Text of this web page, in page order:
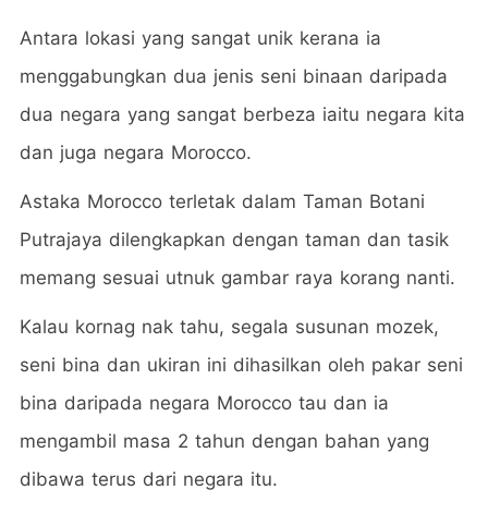
Antara lokasi yang sangat unik kerana ia
menggabungkan dua jenis seni binaan daripada
dua negara yang sangat berbeza iaitu negara kita
dan juga negara Morocco.
Astaka Morocco terletak dalam Taman Botani
Putrajaya dilengkapkan dengan taman dan tasik
memang sesuai utnuk gambar raya korang nanti.
Kalau kornag nak tahu, segala susunan mozek,
seni bina dan ukiran ini dihasilkan oleh pakar seni
bina daripada negara Morocco tau dan ia
mengambil masa 2 tahun dengan bahan yang
dibawa terus dari negara itu.